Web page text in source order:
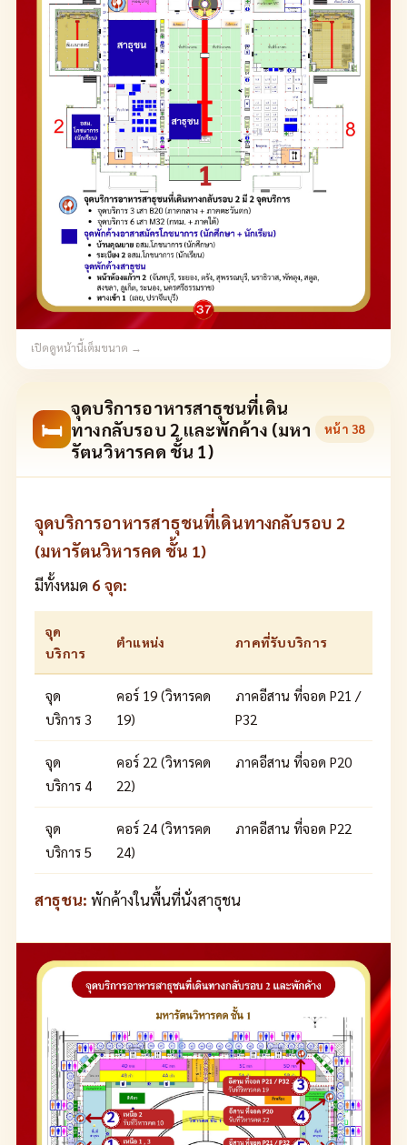
เปิดดูหน้านี้เต็มขนาด →
🛏
จุดบริการอาหารสาธุชนที่เดิน
ทางกลับรอบ 2 และพักค้าง (มหา
รัตนวิหารคด ชั้น 1)
หน้า 38
จุดบริการอาหารสาธุชนที่เดินทางกลับรอบ 2
(มหารัตนวิหารคด ชั้น 1)
มีทั้งหมด 6 จุด:
จุด
บริการ
ตำแหน่ง ภาคที่รับบริการ
จุด
บริการ 3
คอร์ 19 (วิหารคด
19)
ภาคอีสาน ที่จอด P21 /
P32
จุด
บริการ 4
คอร์ 22 (วิหารคด
22)
ภาคอีสาน ที่จอด P20
จุด
บริการ 5
คอร์ 24 (วิหารคด
24)
ภาคอีสาน ที่จอด P22
สาธุชน: พักค้างในพื้นที่นั่งสาธุชน